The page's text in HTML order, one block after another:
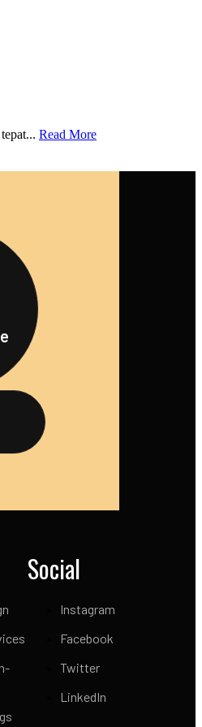
Read More
Social
Instagram
Facebook
Twitter
LinkedIn